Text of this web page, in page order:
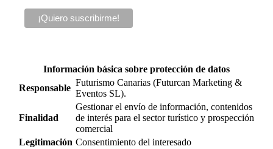
Información básica sobre protección de datos
Responsable
Futurismo Canarias (Futurcan Marketing &
Eventos SL).
Finalidad
Gestionar el envío de información, contenidos
de interés para el sector turístico y prospección
comercial
Legitimación Consentimiento del interesado